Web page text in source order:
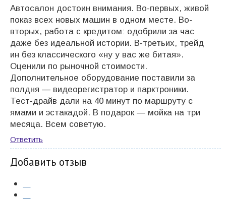
Автосалон достоин внимания. Во-первых, живой
показ всех новых машин в одном месте. Во-
вторых, работа с кредитом: одобрили за час
даже без идеальной истории. В-третьих, трейд
ин без классического «ну у вас же битая».
Оценили по рыночной стоимости.
Дополнительное оборудование поставили за
полдня — видеорегистратор и парктроники.
Тест-драйв дали на 40 минут по маршруту с
ямами и эстакадой. В подарок — мойка на три
месяца. Всем советую.
Ответить
Добавить отзыв